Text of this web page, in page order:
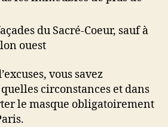
du Sacré-Coeur, sauf à
ouest
vous savez
circonstances et dans
le masque obligatoirement